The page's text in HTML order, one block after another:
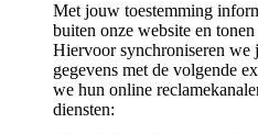
Met jouw toestemming
buiten onze website en
Hiervoor synchroniseren we
gegevens met de volgende
we hun online
diensten: